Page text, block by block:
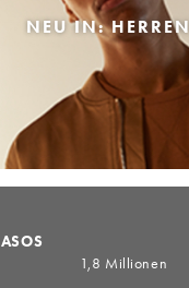
NEU IN: HERREN
ASOS
1,8 Millionen